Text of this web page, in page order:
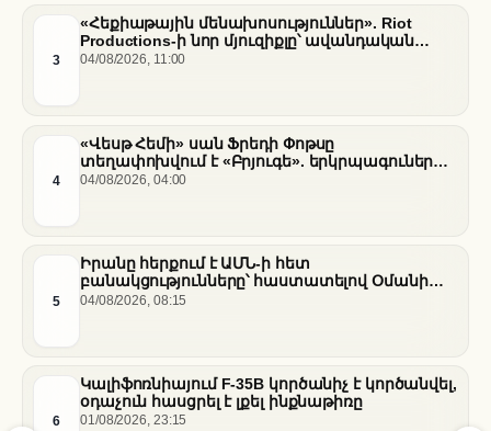
3
«Հեքիաթային մենախոսություններ». Riot
Productions-ի նոր մյուզիքլը՝ ավանդական
պատմությունների նոր վերաիմաստավորում
04/08/2026, 11:00
4
«Վեսթ Հեմի» սան Ֆրեդի Փոթսը
տեղափոխվում է «Բրյուգե». երկրպագուների
դժգոհությունը և ակումբի ռազմավարությունը
04/08/2026, 04:00
5
Իրանը հերքում է ԱՄՆ-ի հետ
բանակցությունները՝ հաստատելով Օմանի
միջնորդությամբ քննարկումները Հորմուզի
04/08/2026, 08:15
6
Կալիֆոռնիայում F-35B կործանիչ է կործանվել,
օդաչուն հասցրել է լքել ինքնաթիռը
01/08/2026, 23:15